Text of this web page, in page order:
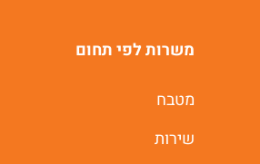
משרות לפי תחום
מטבח
שירות